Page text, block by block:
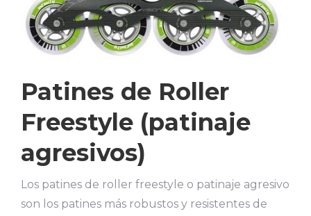
Patines de Roller
Freestyle (patinaje
agresivos)
Los patines de roller freestyle o patinaje agresivo
son los patines más robustos y resistentes de